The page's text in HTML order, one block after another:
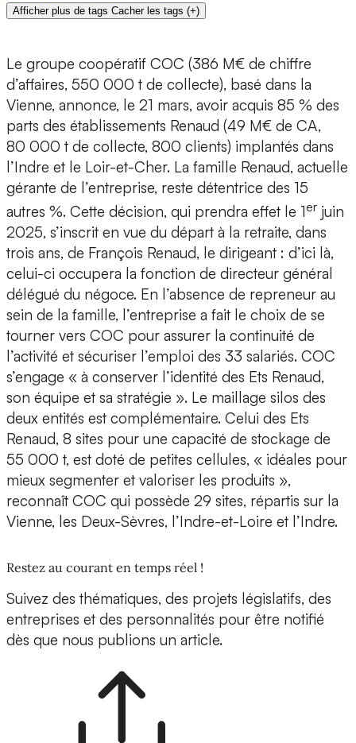
Afficher plus de tags Cacher les tags (+)
Le groupe coopératif COC (386 M€ de chiffre
d’affaires, 550 000 t de collecte), basé dans la
Vienne, annonce, le 21 mars, avoir acquis 85 % des
parts des établissements Renaud (49 M€ de CA,
80 000 t de collecte, 800 clients) implantés dans
l’Indre et le Loir-et-Cher. La famille Renaud, actuelle
gérante de l’entreprise, reste détentrice des 15
autres %. Cette décision, qui prendra effet le 1er juin
2025, s’inscrit en vue du départ à la retraite, dans
trois ans, de François Renaud, le dirigeant : d’ici là,
celui-ci occupera la fonction de directeur général
délégué du négoce. En l’absence de repreneur au
sein de la famille, l’entreprise a fait le choix de se
tourner vers COC pour assurer la continuité de
l’activité et sécuriser l’emploi des 33 salariés. COC
s’engage « à conserver l’identité des Ets Renaud,
son équipe et sa stratégie ». Le maillage silos des
deux entités est complémentaire. Celui des Ets
Renaud, 8 sites pour une capacité de stockage de
55 000 t, est doté de petites cellules, « idéales pour
mieux segmenter et valoriser les produits »,
reconnaît COC qui possède 29 sites, répartis sur la
Vienne, les Deux-Sèvres, l’Indre-et-Loire et l’Indre.
Restez au courant en temps réel !
Suivez des thématiques, des projets législatifs, des
entreprises et des personnalités pour être notifié
dès que nous publions un article.